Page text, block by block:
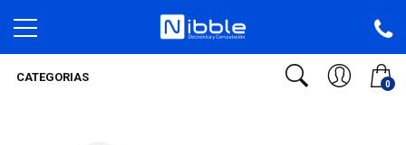
0
CATEGORIAS